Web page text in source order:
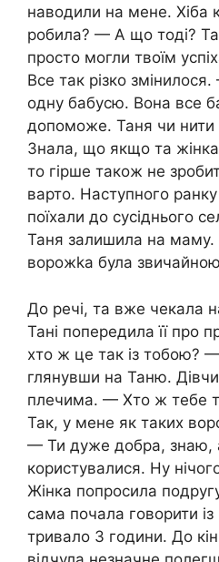
наводили на мене. Хіба
робила? — А що тоді?
просто могли твоїм
Все так різко
одну бабусю. Вона все
допоможе. Таня чи нити
Знала, що якщо та
то гірше також не
варто. Наступного ранку
поїхали до сусіднього
Таня залишила на маму.
ворожkа була
До речі, та вже чекала
Тані попередила її про
хто ж це так із тобою?
глянувши на Таню.
плечима. — Хто ж тебе
Так, у мене як таких
— Ти дуже добра, знаю,
користувалися. Ну
Жінка попросила
сама почала говорити
тривало 3 години. До